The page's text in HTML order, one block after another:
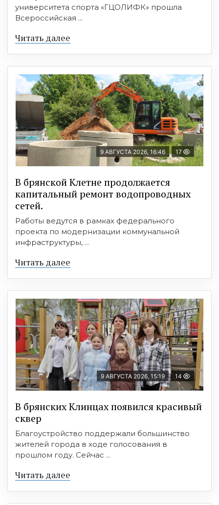
университета спорта «ГЦОЛИФК» прошла
Всероссийская ...
Читать далее
9 АВГУСТА 2026, 16:46 17
В брянской Клетне продолжается
капитальный ремонт водопроводных
сетей.
Работы ведутся в рамках федерального
проекта по модернизации коммунальной
инфраструктуры, ...
Читать далее
9 АВГУСТА 2026, 15:19 14
В брянских Клинцах появился красивый
сквер
Благоустройство поддержали большинство
жителей города в ходе голосования в
прошлом году. Сейчас ...
Читать далее